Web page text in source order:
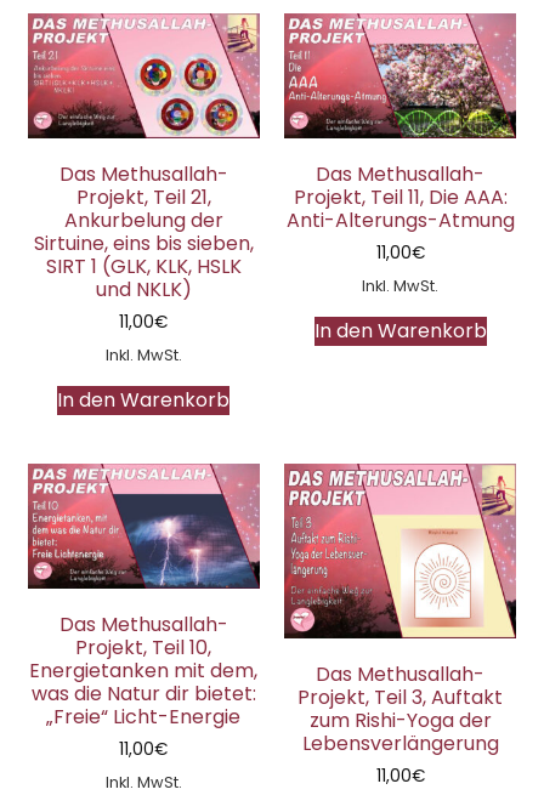
Das Methusallah-
Projekt, Teil 21,
Ankurbelung der
Sirtuine, eins bis sieben,
SIRT 1 (GLK, KLK, HSLK
und NKLK)
11,00€
Inkl. MwSt.
In den Warenkorb
Das Methusallah-
Projekt, Teil 11, Die AAA:
Anti-Alterungs-Atmung
11,00€
Inkl. MwSt.
In den Warenkorb
Das Methusallah-
Projekt, Teil 10,
Energietanken mit dem,
was die Natur dir bietet:
„Freie“ Licht-Energie
11,00€
Inkl. MwSt.
Das Methusallah-
Projekt, Teil 3, Auftakt
zum Rishi-Yoga der
Lebensverlängerung
11,00€